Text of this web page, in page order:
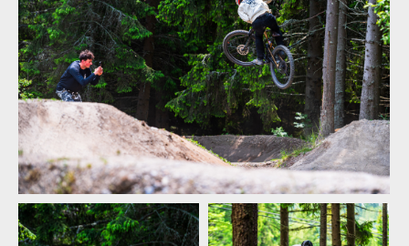
Pozvánka: Shredit Reel 2026 - 13. června v Bikeparku Kopřivná